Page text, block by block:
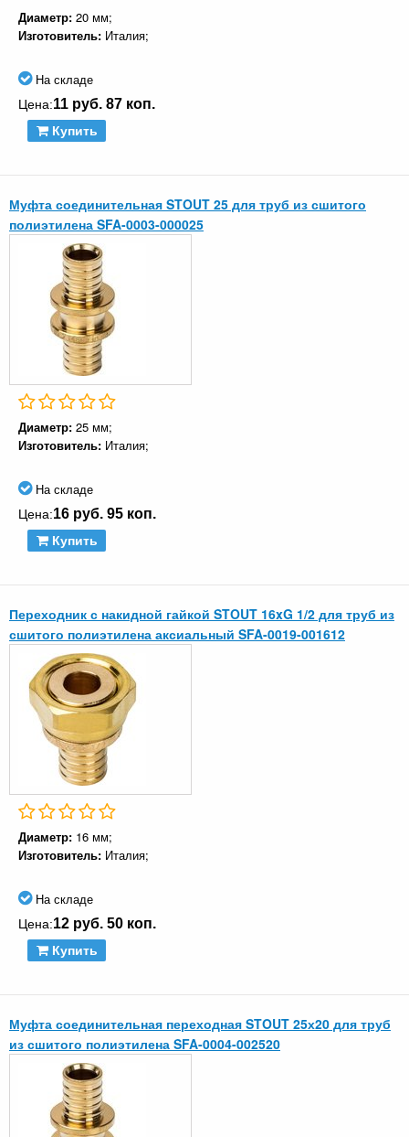
Диаметр: 20 мм;
Изготовитель: Италия;
На складе
Цена:11 руб. 87 коп.
Купить
Муфта соединительная STOUT 25 для труб из сшитого
полиэтилена SFA-0003-000025
Диаметр: 25 мм;
Изготовитель: Италия;
На складе
Цена:16 руб. 95 коп.
Купить
Переходник с накидной гайкой STOUT 16xG 1/2 для труб из
сшитого полиэтилена аксиальный SFA-0019-001612
Диаметр: 16 мм;
Изготовитель: Италия;
На складе
Цена:12 руб. 50 коп.
Купить
Муфта соединительная переходная STOUT 25х20 для труб
из сшитого полиэтилена SFA-0004-002520